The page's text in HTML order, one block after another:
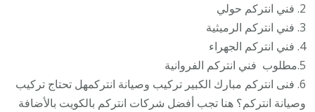
2. فني انتركم حولي
3. فني انتركم الرميثية
4. فني انتركم الجهراء
5.مطلوب فني انتركم الفروانية
6. فنى انتركم مبارك الكبير تركيب وصيانة انتركمهل تحتاج تركيب
وصيانة انتركم؟ هنا تجب أفضل شركات انتركم بالكويت بالأضافة